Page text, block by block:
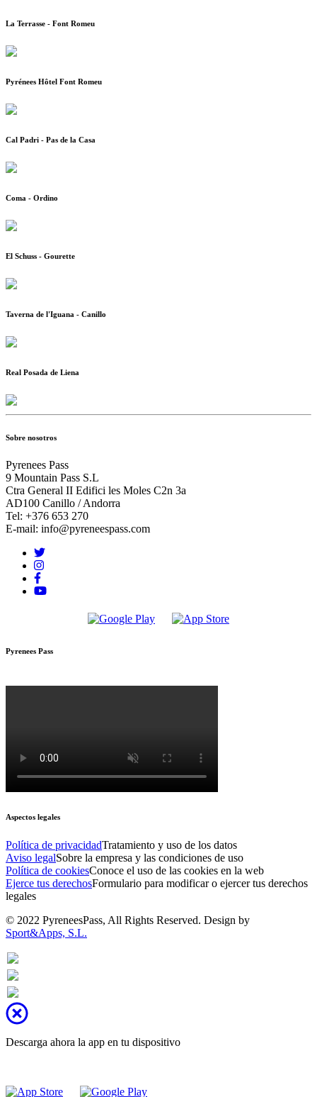
La Terrasse - Font Romeu
Pyrénees Hôtel Font Romeu
Cal Padri - Pas de la Casa
Coma - Ordino
El Schuss - Gourette
Taverna de l'Iguana - Canillo
Real Posada de Liena
Sobre nosotros
Pyrenees Pass
9 Mountain Pass S.L
Ctra General II Edifici les Moles C2n 3a
AD100 Canillo / Andorra
Tel: +376 653 270
E-mail: info@pyreneespass.com
Pyrenees Pass
Aspectos legales
Política de privacidadTratamiento y uso de los datos
Aviso legalSobre la empresa y las condiciones de uso
Política de cookiesConoce el uso de las cookies en la web
Ejerce tus derechosFormulario para modificar o ejercer tus derechos
legales
© 2022 PyreneesPass, All Rights Reserved. Design by
Sport&Apps, S.L.
Descarga ahora la app en tu dispositivo